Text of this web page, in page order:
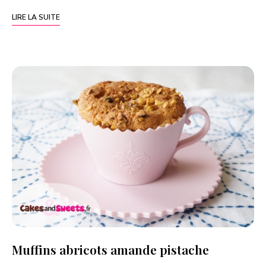
LIRE LA SUITE
Muffins abricots amande pistache